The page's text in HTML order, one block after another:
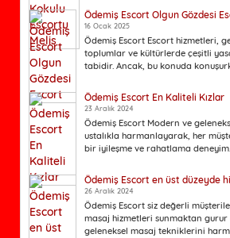
Ödemiş Escort Olgun Gözdesi
16 Ocak 2025
Ödemiş Escort Escort hizmetleri,
toplumlar ve kültürlerde çeşitli
tabidir. Ancak, bu konuda
Ödemiş Escort En Kaliteli Kızlar
23 Aralık 2024
Ödemiş Escort Modern ve
ustalıkla harmanlayarak, her
bir iyileşme ve rahatlama
Ödemiş Escort en üst düzeyde
26 Aralık 2024
Ödemiş Escort siz değerli
masaj hizmetleri sunmaktan gurur
geleneksel masaj tekniklerini